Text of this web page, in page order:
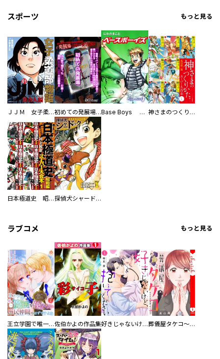
スポーツ もっと見る
ＪＪＭ 女子柔道部物語 社会人編 初めての発展場 【白抜き修正版】 Base Boys 新装版 神さまのつくりかた。スーパー大合本
日本極道史 昭和編 スーパー大合本 探偵犬シャードック（新装版）
ラブコメ もっと見る
王立学園で唯一魔法が使えない庶民仲間のはずですよね～実は王子様で私を溺愛しているなんて告白はやめてください～佐伯かよの作品集 好きじゃないけど、抱いてください【電子単行本版／特典おまけ付き】 葬儀屋タケコ～あなたの最期、叶えます【電子単行本版】